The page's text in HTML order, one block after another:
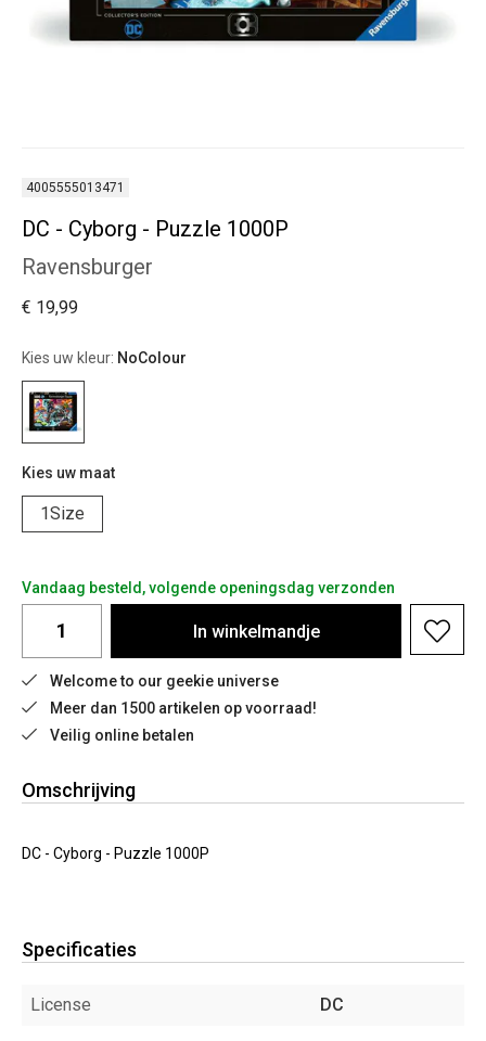
4005555013471
DC - Cyborg - Puzzle 1000P
Ravensburger
€ 19,99
Kies uw kleur: NoColour
Kies uw maat
1Size
Vandaag besteld, volgende openingsdag verzonden
In winkelmandje
Welcome to our geekie universe
Meer dan 1500 artikelen op voorraad!
Veilig online betalen
Omschrijving
DC - Cyborg - Puzzle 1000P
Specificaties
License DC